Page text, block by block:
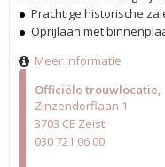
Officiële trouwlocatie
Zinzendorflaan 1
3703 CE Zeist
030 721 06 00
Prachtige historische
Oprijlaan met
Meer informatie